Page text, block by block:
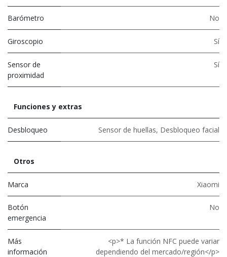
Barómetro No
Giroscopio Sí
Sensor de
proximidad
Sí
Funciones y extras
Desbloqueo Sensor de huellas, Desbloqueo facial
Otros
Marca Xiaomi
Botón
emergencia
No
Más
información
<p>* La función NFC puede variar
dependiendo del mercado/región</p>